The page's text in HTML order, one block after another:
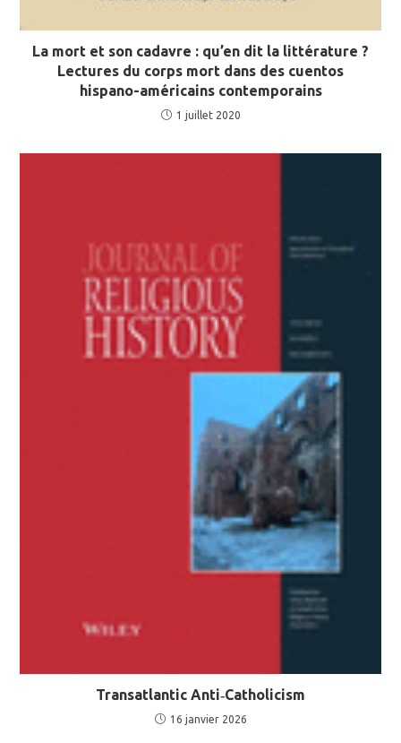
La mort et son cadavre : qu’en dit la littérature ?
Lectures du corps mort dans des cuentos
hispano-américains contemporains
1 juillet 2020
Transatlantic Anti‐Catholicism
16 janvier 2026